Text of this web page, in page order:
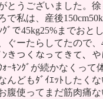
とうございました。徐
で私は、産後
ｸﾞで45kg25%までお
ぐーたらしてたので、
ﾝきつくなってきて、
ｫｰｷﾝｸﾞが続かなくって
んどもﾀﾞｲｴｯﾄしたく
腹使ってまだ筋肉痛